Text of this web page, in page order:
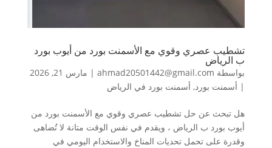
تشطيب عصري وقوي مع الأسمنت بورد من أيوب بورد
ب الرياض
بواسطة ahmad20501442@gmail.com
| مارس 21, 2026
| أسمنت بورد, أسمنت بورد في الرياض
هل تبحث عن حل تشطيب عصري وقوي مع الأسمنت بورد من
أيوب بورد ب الرياض ، ويقدم في نفس الوقت متانة لا تُضاهى
وقدرة على تحمل تحديات المناخ والاستخدام اليومي في